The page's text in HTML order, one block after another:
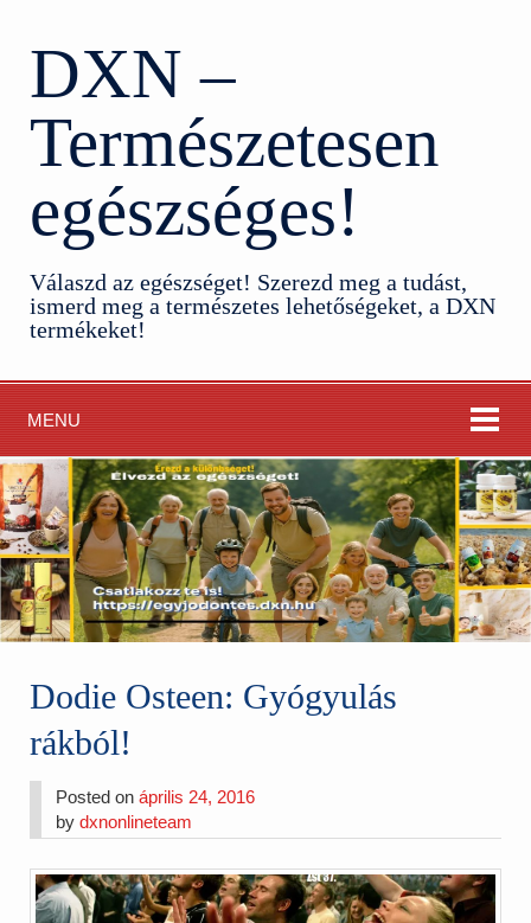
DXN –
Természetesen
egészséges!
Válaszd az egészséget! Szerezd meg a tudást,
ismerd meg a természetes lehetőségeket, a DXN
termékeket!
MENU
Dodie Osteen: Gyógyulás
rákból!
Posted onáprilis 24, 2016
bydxnonlineteam